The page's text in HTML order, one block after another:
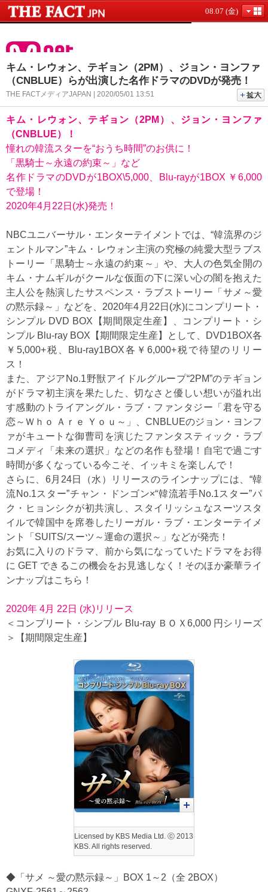
08.07 (金)
キム・レウォン、テギョン（2PM）、ジョン・ヨンファ
（CNBLUE）らが出演した名作ドラマのDVDが発売！
THE FACTメディアJAPAN | 2020/05/01 13:51
キム・レウォン、テギョン（2PM）、ジョン・ヨンファ
（CNBLUE）！
憧れの韓流スターを“おうち時間”のお供に！
「黒騎士～永遠の約束～」など
名作ドラマのDVDが1BOX\5,000、Blu-rayが1BOX ￥6,000
で登場！
2020年4月22日(水)発売！
NBCユニバーサル・エンターテイメントでは、“韓流界のジ
ェントルマン”キム・レウォン主演の究極の純愛大型ラブス
トーリー「黒騎士～永遠の約束～」や、大人の色気全開の
キム・ナムギルがクールな仮面の下に深い心の闇を抱えた
主人公を熱演したサスペンス・ラブストーリー「サメ～愛
の黙示録～」などを、2020年4月22日(水)にコンプリート・
シンプル DVD BOX【期間限定生産】、コンプリート・シ
ンプル Blu-ray BOX【期間限定生産】として、DVD1BOX各
￥5,000+税、Blu-ray1BOX各￥6,000+税で待望のリリー
ス！
また、アジアNo.1野獣アイドルグループ“2PM”のテギョン
がドラマ初主演を果たした、切なさと優しい想いが溢れ出
す感動のトライアングル・ラブ・ファンタジー「君を守る
恋～Ｗｈｏ Ａｒｅ Ｙｏｕ～」、CNBLUEのジョン・ヨンフ
ァがキュートな御曹司を演じたファンタスティック・ラブ
コメディ「未来の選択」などの名作も登場！自宅で過ごす
時間が多くなっている今こそ、イッキミを楽しんで！
さらに、6月24日（水）リリースのラインナップには、“韓
流No.1スター”チャン・ドンゴン×“韓流若手No.1スター”パ
ク・ヒョンシクが初共演し、スタイリッシュなスーツスタ
イルで韓国中を席巻したリーガル・ラブ・エンターテイメ
ント「SUITS/スーツ～運命の選択～」などが発売！
お気に入りのドラマ、前から気になっていたドラマをお得
に GET できるこの機会をお見逃しなく！そのほか豪華ライ
ンナップはこちら！
2020年 4月 22日 (水)リリース
＜コンプリート・シンプル Blu-ray ＢＯＸ6,000 円シリーズ
＞【期間限定生産】
Licensed by KBS Media Ltd. ⓒ 2013
KBS. All rights reserved.
◆「サメ ～愛の黙示録～」BOX 1～2（全 2BOX）